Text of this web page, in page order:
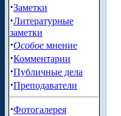
·Заметки
·Литературные
заметки
·Особое мнение
·Комментарии
·Публичные дела
·Преподаватели
·Фотогалерея